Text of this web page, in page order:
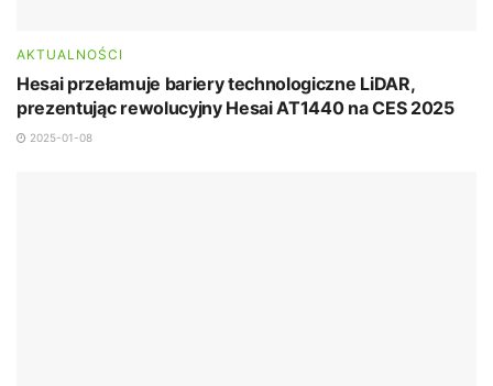
AKTUALNOŚCI
Hesai przełamuje bariery technologiczne LiDAR,
prezentując rewolucyjny Hesai AT1440 na CES 2025
2025-01-08